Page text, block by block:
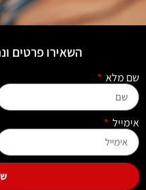
השאירו פרטים
שם מלא
אימייל